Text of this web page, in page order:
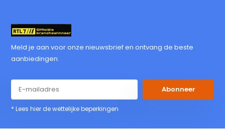
Meld je aan voor onze nieuwsbrief en ontvang de beste
aanbiedingen.
Abonneer
* Lees hier de wettelijke beperkingen